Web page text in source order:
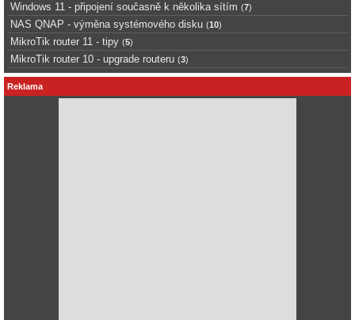
Windows 11 - připojení současně k několika sítím (7)
NAS QNAP - výměna systémového disku (10)
MikroTik router 11 - tipy (5)
MikroTik router 10 - upgrade routeru (3)
Reklama